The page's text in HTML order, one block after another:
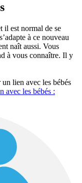
il est normal de se
à ce nouveau
naît aussi. Vous
à vous connaître. Il y
lien avec les bébés
avec les bébés :